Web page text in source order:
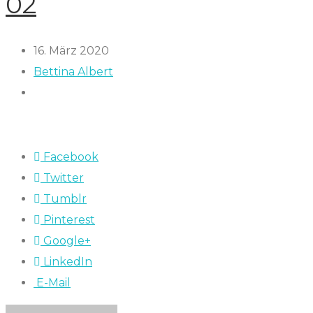
16. März 2020
Bettina Albert
Facebook
Twitter
Tumblr
Pinterest
Google+
LinkedIn
E-Mail